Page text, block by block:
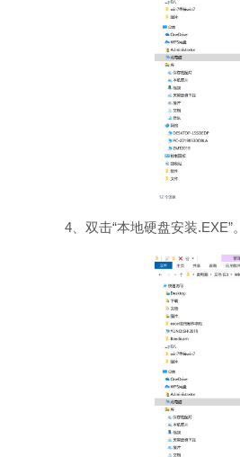
4、双击“本地硬盘安装.EXE”。